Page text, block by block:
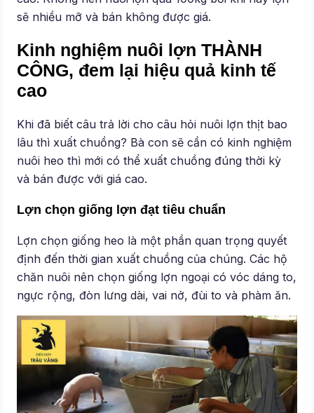
sẽ nhiều mỡ và bán không được giá.
Kinh nghiệm nuôi lợn THÀNH
CÔNG, đem lại hiệu quả kinh tế
cao
Khi đã biết câu trả lời cho câu hỏi nuôi lợn thịt bao
lâu thì xuất chuồng? Bà con sẽ cần có kinh nghiệm
nuôi heo thì mới có thể xuất chuồng đúng thời kỳ
và bán được với giá cao.
Lợn chọn giống lợn đạt tiêu chuẩn
Lợn chọn giống heo là một phần quan trọng quyết
định đến thời gian xuất chuồng của chúng. Các hộ
chăn nuôi nên chọn giống lợn ngoại có vóc dáng to,
ngực rộng, đòn lưng dài, vai nở, đùi to và phàm ăn.